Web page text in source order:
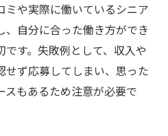
や実際に働いているシニア
、自分に合った働き方ができ
す。失敗例として、収入や
せず応募してしまい、思った
もあるため注意が必要で